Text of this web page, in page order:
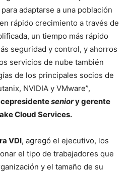
adaptarse a una población
rápido crecimiento a través de
un tiempo más rápido
seguridad y control, y ahorros
servicios de nube también
de los principales socios de
NVIDIA y VMware”,
seniory gerente
Cloud Services.
VDI, agregó el ejecutivo, los
el tipo de trabajadores que
y el tamaño de su